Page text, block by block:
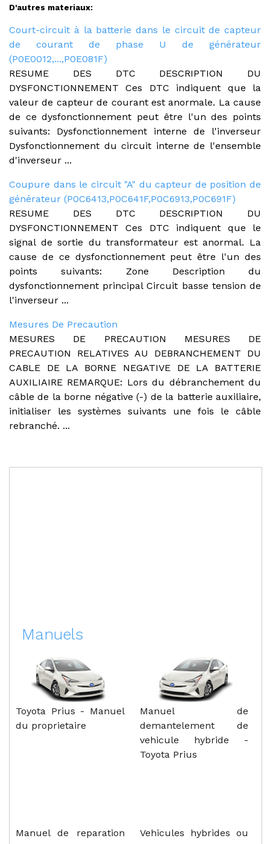
D'autres materiaux:
Court-circuit à la batterie dans le circuit de capteur
de courant de phase U de générateur
(P0E0012,...,P0E081F)
RESUME DES DTC DESCRIPTION DU
DYSFONCTIONNEMENT Ces DTC indiquent que la
valeur de capteur de courant est anormale. La cause
de ce dysfonctionnement peut être l'un des points
suivants: Dysfonctionnement interne de l'inverseur
Dysfonctionnement du circuit interne de l'ensemble
d'inverseur ...
Coupure dans le circuit "A" du capteur de position de
générateur (P0C6413,P0C641F,P0C6913,P0C691F)
RESUME DES DTC DESCRIPTION DU
DYSFONCTIONNEMENT Ces DTC indiquent que le
signal de sortie du transformateur est anormal. La
cause de ce dysfonctionnement peut être l'un des
points suivants: Zone Description du
dysfonctionnement principal Circuit basse tension de
l'inverseur ...
Mesures De Precaution
MESURES DE PRECAUTION MESURES DE
PRECAUTION RELATIVES AU DEBRANCHEMENT DU
CABLE DE LA BORNE NEGATIVE DE LA BATTERIE
AUXILIAIRE REMARQUE: Lors du débranchement du
câble de la borne négative (-) de la batterie auxiliaire,
initialiser les systèmes suivants une fois le câble
rebranché. ...
Manuels
Toyota Prius - Manuel
du proprietaire
Manuel de
demantelement de
vehicule hybride -
Toyota Prius
Manuel de reparation
Vehicules hybrides ou